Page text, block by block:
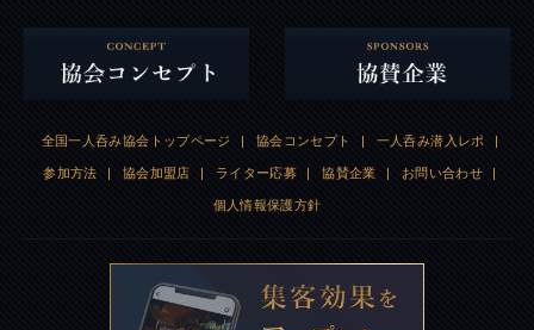
全国一人呑み協会トップページ 協会コンセプト 一人呑み潜入レポ
参加方法 協会加盟店 ライター応募 協賛企業 お問い合わせ
個人情報保護方針